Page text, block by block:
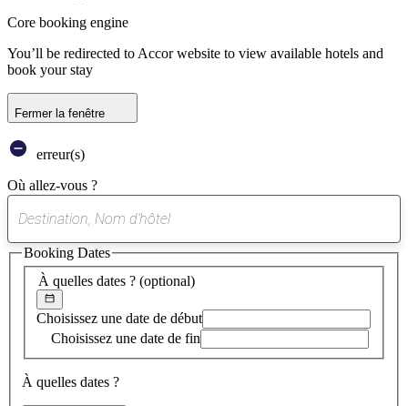
Core booking engine
You’ll be redirected to Accor website to view available hotels and
book your stay
Fermer la fenêtre
erreur(s)
Où allez-vous ?
suggestion
trouvée
À quelles dates ? (optional)
Choisissez une date de début
Choisissez une date de fin
À quelles dates ?
Booking Dates